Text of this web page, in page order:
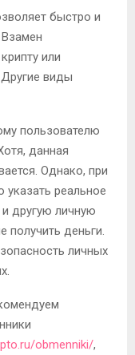
быстро и
или
виды
пользователю
данная
Однако, при
реальное
другую личную
получить деньги.
личных
obmenniki/,